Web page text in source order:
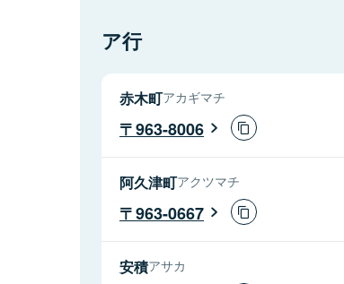
ア行
赤木町アカギマチ
963-8006
阿久津町アクツマチ
963-0667
安積アサカ